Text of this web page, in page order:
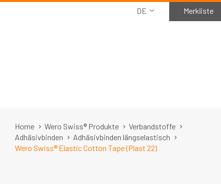
DE Merkliste
Home Wero Swiss® Produkte
Verbandstoffe
Adhäsivbinden
Adhäsivbinden längselastisch
Wero Swiss® Elastic Cotton Tape (Plast 22)